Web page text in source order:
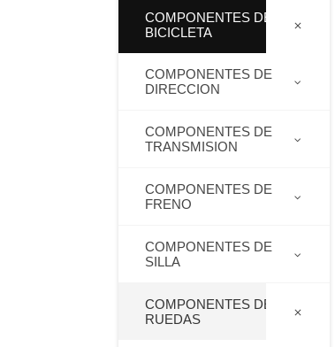
COMPONENTES DE
BICICLETA
COMPONENTES DE
DIRECCION
COMPONENTES DE
TRANSMISION
COMPONENTES DE
FRENO
COMPONENTES DE
SILLA
COMPONENTES DE
RUEDAS